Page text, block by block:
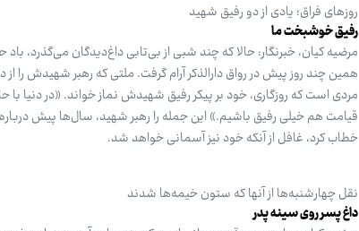
روزهای فراق؛ یادی از دو رفیق شهید
رفیق خوشبخت ما
مرضیه کیان،‌ خبرنگار: حالا که چند شبی از بی‌تابی داغ‌دیدگان می‌گذرد،
همین چند روز پیش در رواق دارالذکر آرام گرفت. ملتی که رهبر شهیدش
مردی است که روزگاری، خود بر پیکر رفیق شهیدش نماز خواند. «در دنیا با
قیامت هم خیلی رفیق باشیم.» این جمله را رهبر شهید، سال‌ها پیش
خطاب کرد، غافل از آنکه خود نیز آسمانی خواهد شد.
نقل چهارشنبه‌ها از آنها که ستون خیمه‌ها شدند
داغ پسر روی سینه پدر